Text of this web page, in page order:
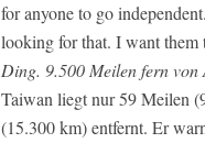
for anyone to go
looking for that. I want them
Ding. 9.500 Meilen fern von
Taiwan liegt nur 59 Meilen
(15.300 km) entfernt. Er